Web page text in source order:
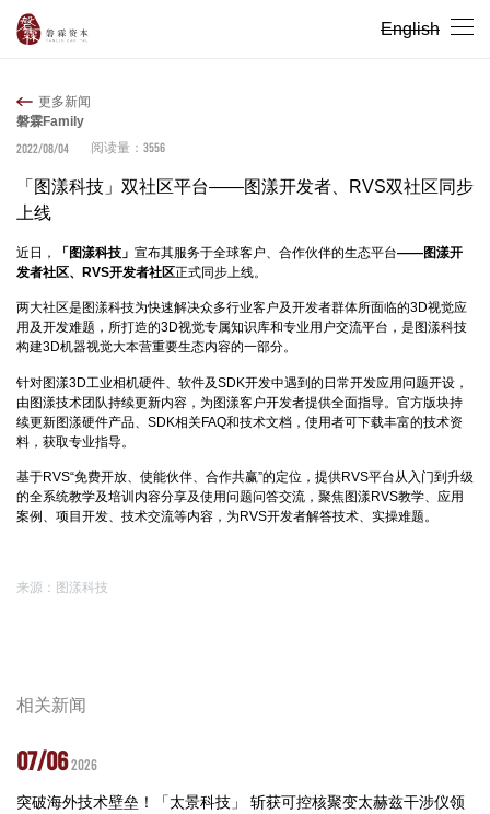
English
更多新闻
磐霖Family
2022/08/04
阅读量： 3556
「图漾科技」双社区平台——图漾开发者、RVS双社区同步
上线
近日， 「图漾科技」 宣布其服务于全球客户、合作伙伴的生态平台——图漾开
发者社区、RVS开发者社区正式同步上线。
两大社区是图漾科技为快速解决众多行业客户及开发者群体所面临的3D视觉应
用及开发难题，所打造的3D视觉专属知识库和专业用户交流平台，是图漾科技
构建3D机器视觉大本营重要生态内容的一部分。
针对图漾3D工业相机硬件、软件及SDK开发中遇到的日常开发应用问题开设，
由图漾技术团队持续更新内容，为图漾客户开发者提供全面指导。官方版块持
续更新图漾硬件产品、SDK相关FAQ和技术文档，使用者可下载丰富的技术资
料，获取专业指导。
基于RVS“免费开放、使能伙伴、合作共赢”的定位，提供RVS平台从入门到升级
的全系统教学及培训内容分享及使用问题问答交流，聚焦图漾RVS教学、应用
案例、项目开发、技术交流等内容，为RVS开发者解答技术、实操难题。
来源：图漾科技
相关新闻
07/062026
突破海外技术壁垒！「太景科技」 斩获可控核聚变太赫兹干涉仪领